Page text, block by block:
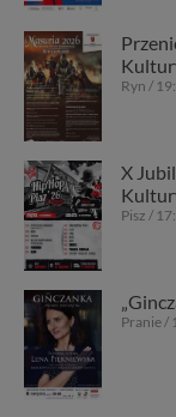
Ryn /
X
Pisz /
Pranie /